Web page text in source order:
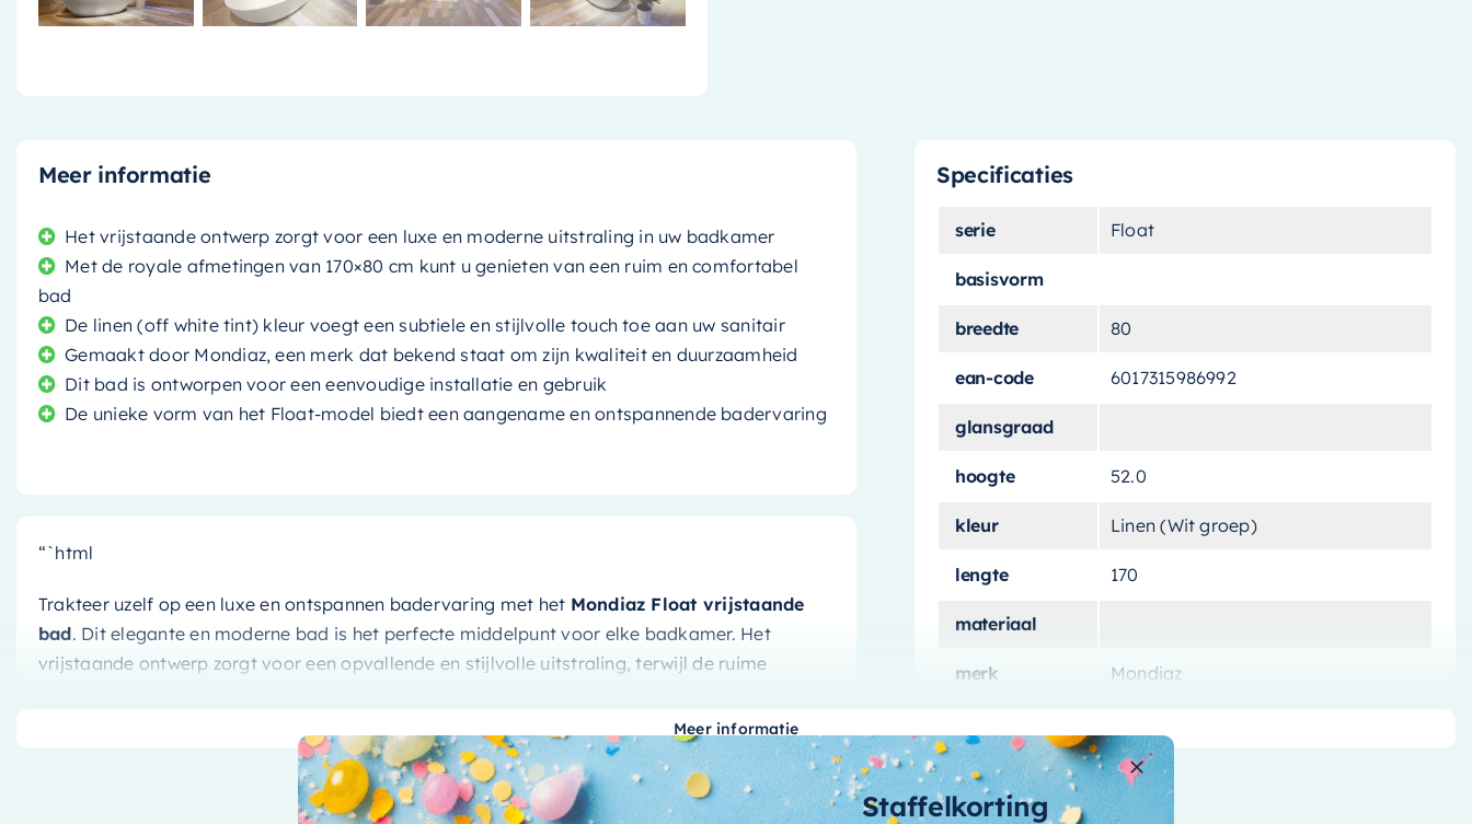
Meer informatie
Het vrijstaande ontwerp zorgt voor een luxe en moderne uitstraling in uw badkamer
Met de royale afmetingen van 170×80 cm kunt u genieten van een ruim en comfortabel
bad
De linen (off white tint) kleur voegt een subtiele en stijlvolle touch toe aan uw sanitair
Gemaakt door Mondiaz, een merk dat bekend staat om zijn kwaliteit en duurzaamheid
Dit bad is ontworpen voor een eenvoudige installatie en gebruik
De unieke vorm van het Float-model biedt een aangename en ontspannende badervaring
“`html
Trakteer uzelf op een luxe en ontspannen badervaring met het Mondiaz Float vrijstaande
bad. Dit elegante en moderne bad is het perfecte middelpunt voor elke badkamer. Het
vrijstaande ontwerp zorgt voor een opvallende en stijlvolle uitstraling, terwijl de ruime
Stijl en Comfort gecombineerd
Naast het indrukwekkende ontwerp, scoort het Mondiaz Float bad
ook hoog op comfort. De
Specificaties
serie Float
basisvorm
breedte 80
ean-code 6017315986992
glansgraad
hoogte 52.0
kleur Linen (Wit groep)
lengte 170
materiaal
merk Mondiaz
aantal-liters 190 L
Meer informatie
Staffelkorting